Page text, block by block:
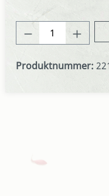
Produkt
Produktnummer: